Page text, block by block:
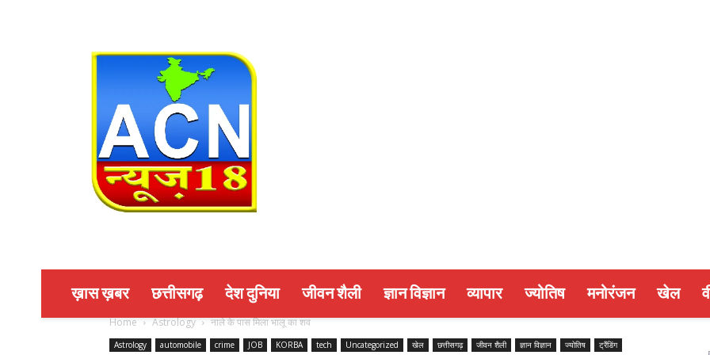
ख़ास ख़बर छत्तीसगढ़ देश दुनिया जीवन शैली ज्ञान विज्ञान व्यापार ज्योतिष मनोरंजन खेल
Home Astrology नाले के पास मिला भालू का शव
Astrology automobile crime JOB KORBA tech Uncategorized खेल छत्तीसगढ़ जीवन शैली ज्ञान विज्ञान ज्योतिष
ट्रैंडिंग